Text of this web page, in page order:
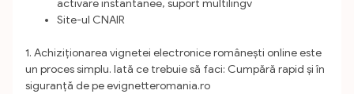
activare instantanee, suport multilingv
Site-ul CNAIR
1. Achiziționarea vignetei electronice românești online este
un proces simplu. Iată ce trebuie să faci: Cumpără rapid și în
siguranță de peevignetteromania.ro